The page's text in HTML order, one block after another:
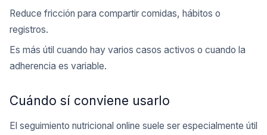
Reduce fricción para compartir comidas, hábitos o
registros.
Es más útil cuando hay varios casos activos o cuando la
adherencia es variable.
Cuándo sí conviene usarlo
El seguimiento nutricional online suele ser especialmente útil